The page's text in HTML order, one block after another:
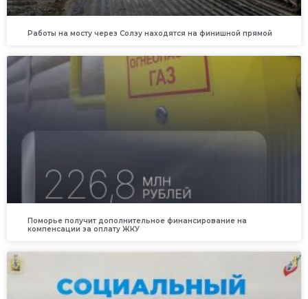
Работы на мосту через Солзу находятся на финишной прямой
Поморье получит дополнительное финансирование на
компенсации за оплату ЖКУ